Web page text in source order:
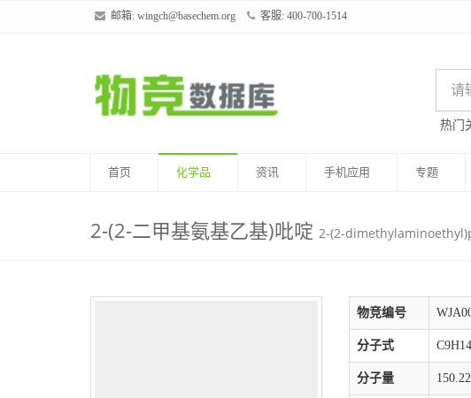
邮箱: wingch@basechem.org 客服: 400-700-1514
热门
首页 化学品 资讯 手机应用 专题
2-(2-二甲基氨基乙基)吡啶 2-(2-
物竞编号
分子式
分子量